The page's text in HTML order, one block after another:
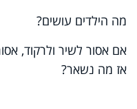
מה הילדים עושים?
אם אסור לשיר ולרקוד,
אז מה נשאר?